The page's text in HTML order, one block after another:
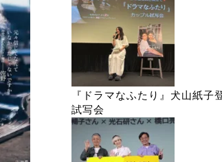
『ドラマなふたり』犬山紙子
試写会